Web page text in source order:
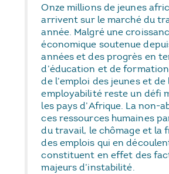
Onze millions de jeunes
arrivent sur le marché du
année. Malgré une
économique soutenue
années et des progrès en
d’éducation et de
de l’emploi des jeunes et de
employabilité reste un défi
les pays d’Afrique. La non-
ces ressources humaines
du travail, le chômage et la
des emplois qui en
constituent en effet des
majeurs d’instabilité.